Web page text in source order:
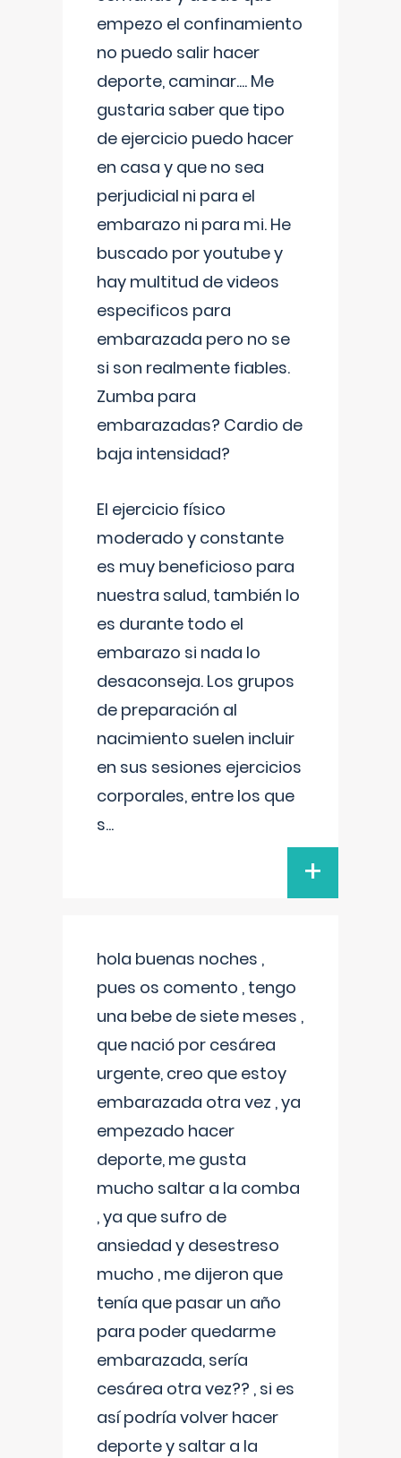
empezo el confinamiento
no puedo salir hacer
deporte, caminar.... Me
gustaria saber que tipo
de ejercicio puedo hacer
en casa y que no sea
perjudicial ni para el
embarazo ni para mi. He
buscado por youtube y
hay multitud de videos
especificos para
embarazada pero no se
si son realmente fiables.
Zumba para
embarazadas? Cardio de
baja intensidad?
El ejercicio físico
moderado y constante
es muy beneficioso para
nuestra salud, también lo
es durante todo el
embarazo si nada lo
desaconseja. Los grupos
de preparación al
nacimiento suelen incluir
en sus sesiones ejercicios
corporales, entre los que
s...
+
hola buenas noches ,
pues os comento , tengo
una bebe de siete meses ,
que nació por cesárea
urgente, creo que estoy
embarazada otra vez , ya
empezado hacer
deporte, me gusta
mucho saltar a la comba
, ya que sufro de
ansiedad y desestreso
mucho , me dijeron que
tenía que pasar un año
para poder quedarme
embarazada, sería
cesárea otra vez?? , si es
así podría volver hacer
deporte y saltar a la